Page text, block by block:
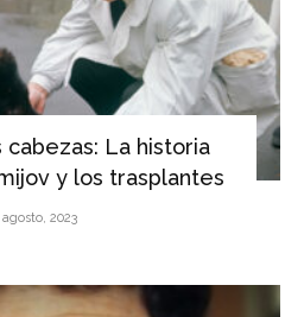
cabezas: La historia
y los trasplantes
agosto, 2023